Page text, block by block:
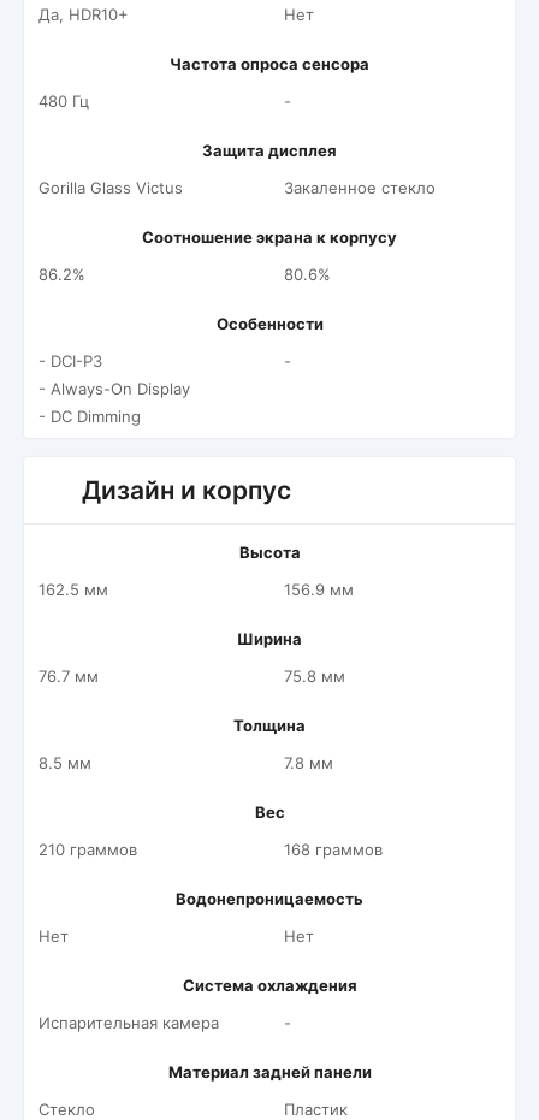
Да, HDR10+
Нет
Частота опроса сенсора
480 Гц
-
Защита дисплея
Gorilla Glass Victus
Закаленное стекло
Соотношение экрана к корпусу
86.2%
80.6%
Особенности
- DCI-P3
- Always-On Display
- DC Dimming
-
Дизайн и корпус
Высота
162.5 мм
156.9 мм
Ширина
76.7 мм
75.8 мм
Толщина
8.5 мм
7.8 мм
Вес
210 граммов
168 граммов
Водонепроницаемость
Нет
Нет
Система охлаждения
Испарительная камера
-
Материал задней панели
Стекло
Пластик